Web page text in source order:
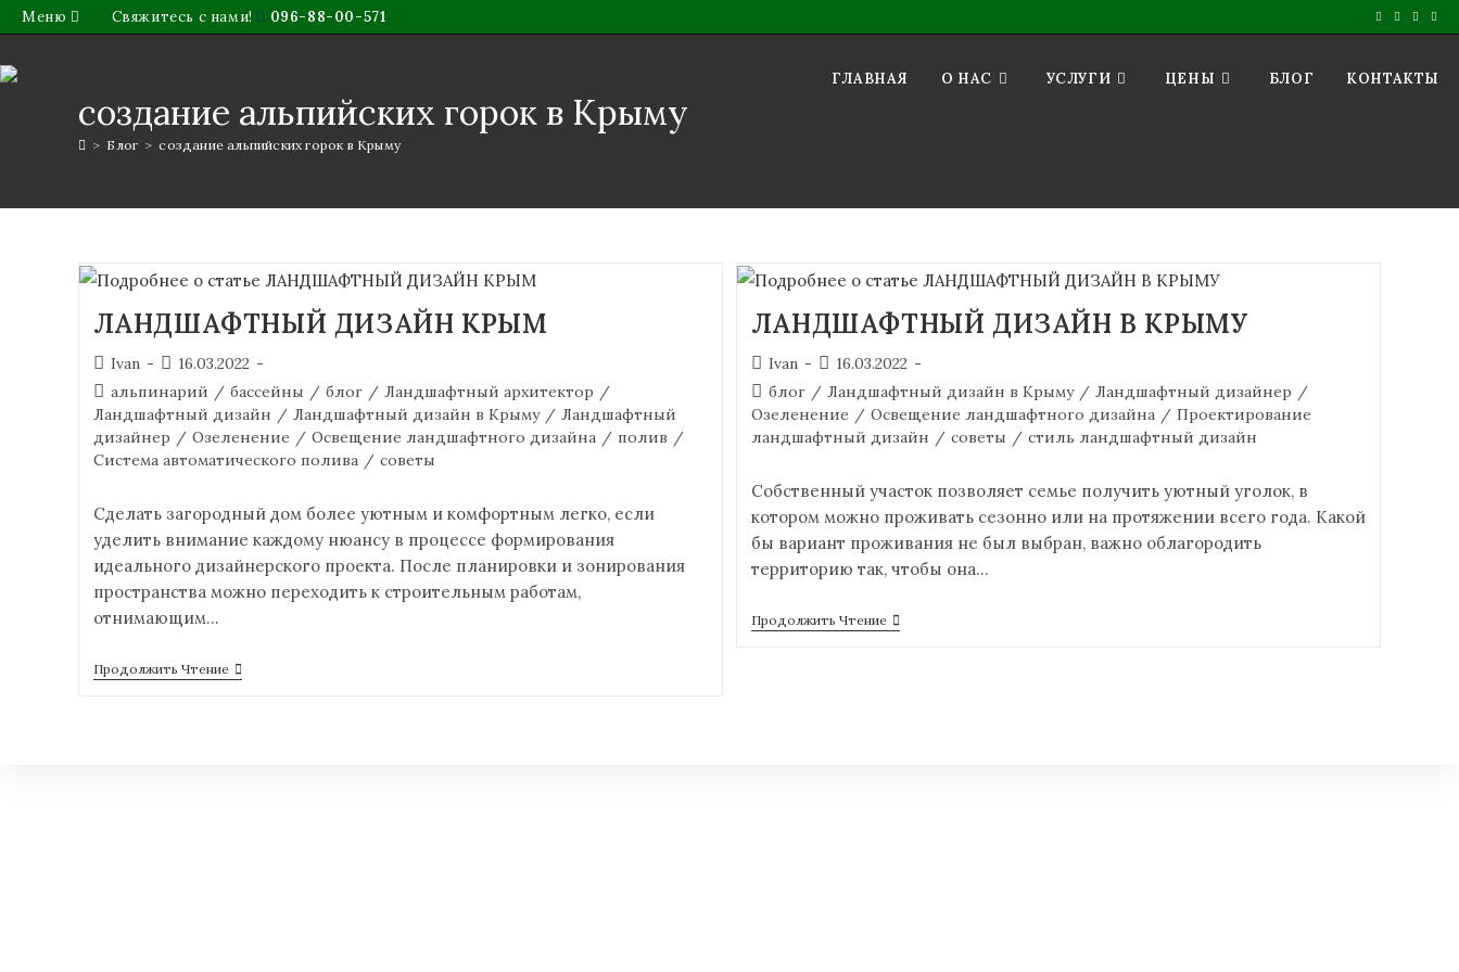
Меню Свяжитесь с нами! 096-88-00-571
ГЛАВНАЯ О НАС УСЛУГИ ЦЕНЫ БЛОГ КОНТАКТЫ
создание альпийских горок в Крыму
> Блог > создание альпийских горок в Крыму
ЛАНДШАФТНЫЙ ДИЗАЙН КРЫМ
Ivan
16.03.2022
альпинарий / бассейны / блог / Ландшафтный архитектор /
Ландшафтный дизайн / Ландшафтный дизайн в Крыму / Ландшафтный
дизайнер / Озеленение / Освещение ландшафтного дизайна / полив /
Система автоматического полива / советы
Сделать загородный дом более уютным и комфортным легко, если
уделить внимание каждому нюансу в процессе формирования
идеального дизайнерского проекта. После планировки и зонирования
пространства можно переходить к строительным работам,
отнимающим…
Продолжить Чтение
ЛАНДШАФТНЫЙ ДИЗАЙН В КРЫМУ
Ivan
16.03.2022
блог / Ландшафтный дизайн в Крыму / Ландшафтный дизайнер /
Озеленение / Освещение ландшафтного дизайна / Проектирование
ландшафтный дизайн / советы / стиль ландшафтный дизайн
Собственный участок позволяет семье получить уютный уголок, в
котором можно проживать сезонно или на протяжении всего года. Какой
бы вариант проживания не был выбран, важно облагородить
территорию так, чтобы она…
Продолжить Чтение